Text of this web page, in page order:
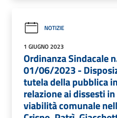
NOTIZIE
1 GIUGNO 2023
Ordinanza Sindacale
01/06/2023 -
tutela della pubblica
relazione ai dissesti
viabilità comunale